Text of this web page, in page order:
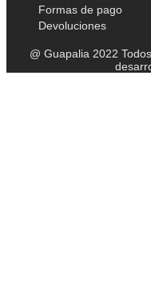
Formas de pago
Devoluciones
@ Guapalia 2022